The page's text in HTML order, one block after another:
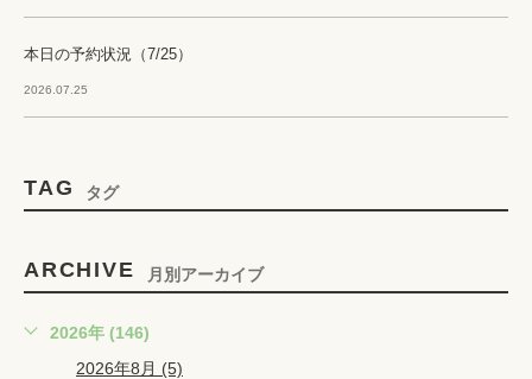
本日の予約状況（7/25）
2026.07.25
TAG タグ
ARCHIVE 月別アーカイブ
2026年 (146)
2026年8月 (5)